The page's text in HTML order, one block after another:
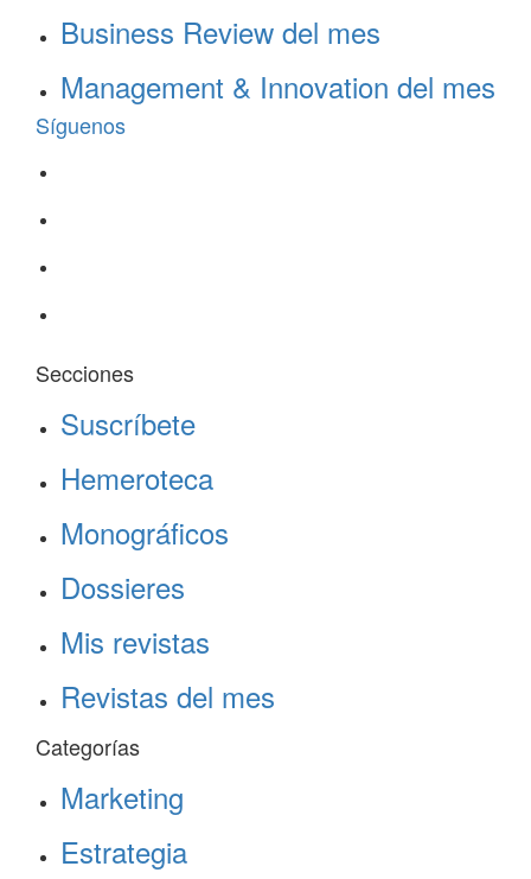
Business Review del mes
Management & Innovation del mes
Síguenos
Secciones
Suscríbete
Hemeroteca
Monográficos
Dossieres
Mis revistas
Revistas del mes
Categorías
Marketing
Estrategia